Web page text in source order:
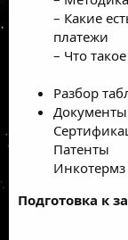
– Какие
платежи
– Что
Разбор
Патенты
Инкотермз
Подготовка к